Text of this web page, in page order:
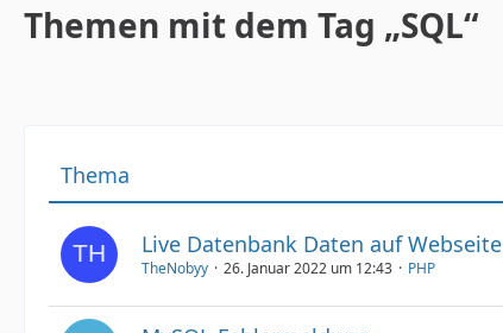
Themen mit dem Tag „SQL“
Thema
Live Datenbank Daten auf Webseite
TheNobyy 26. Januar 2022 um 12:43 PHP